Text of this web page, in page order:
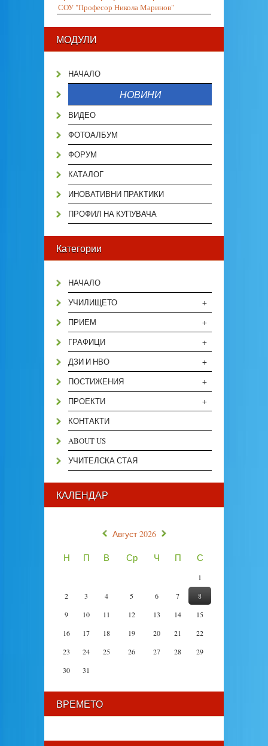
СОУ "Професор Никола Маринов"
МОДУЛИ
НАЧАЛО
НОВИНИ
ВИДЕО
ФОТОАЛБУМ
ФОРУМ
КАТАЛОГ
ИНОВАТИВНИ ПРАКТИКИ
ПРОФИЛ НА КУПУВАЧА
Категории
НАЧАЛО
+
УЧИЛИЩЕТО
+
ПРИЕМ
+
ГРАФИЦИ
+
ДЗИ И НВО
+
ПОСТИЖЕНИЯ
+
ПРОЕКТИ
КОНТАКТИ
ABOUT US
УЧИТЕЛСКА СТАЯ
КАЛЕНДАР
« Август 2026 »
Н П В Ср Ч П С
1
2
3 4 5 6 7
8
9
10 11 12 13 14
15
16
17 18 19 20 21
22
23
24 25 26 27 28
29
30
31
ВРЕМЕТО